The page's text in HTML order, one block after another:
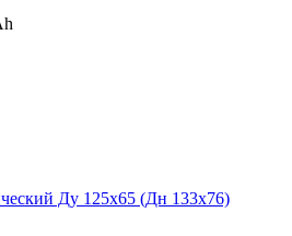
Ду 125х65 (Дн 133х76)